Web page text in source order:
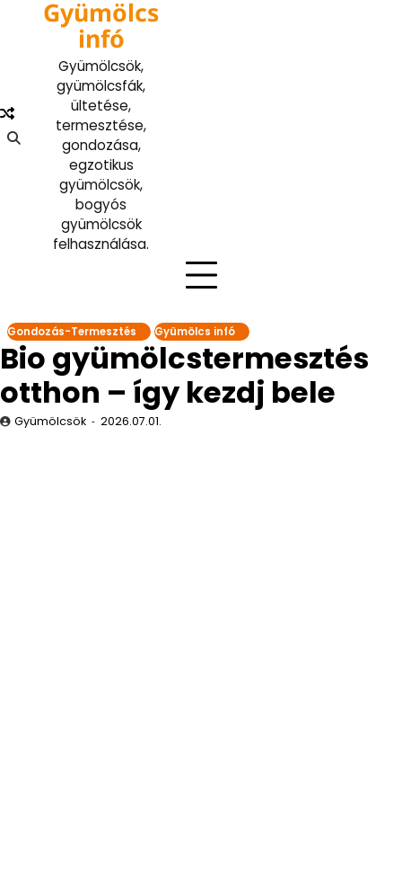
Gyümölcs
infó
Gyümölcsök,
gyümölcsfák,
ültetése,
termesztése,
gondozása,
egzotikus
gyümölcsök,
bogyós
gyümölcsök
felhasználása.
Gondozás-Termesztés Gyümölcs infó
Bio gyümölcstermesztés
otthon – így kezdj bele
Gyümölcsök 2026.07.01.